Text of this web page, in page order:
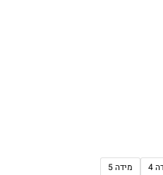
4 מידה 5